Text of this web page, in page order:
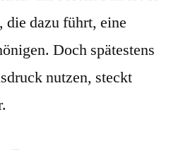
dazu führt, eine
Doch spätestens
nutzen, steckt